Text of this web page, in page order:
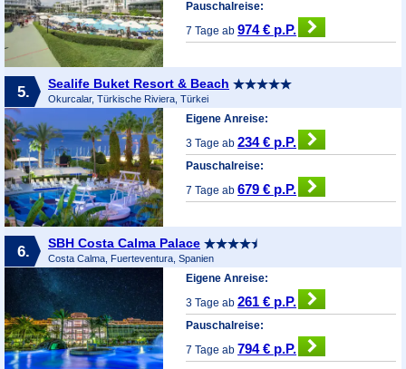
Pauschalreise:
7 Tage ab974 € p.P.
5. Sealife Buket Resort & Beach
Okurcalar, Türkische Riviera, Türkei
Eigene Anreise:
3 Tage ab234 € p.P.
Pauschalreise:
7 Tage ab679 € p.P.
6. SBH Costa Calma Palace
Costa Calma, Fuerteventura, Spanien
Eigene Anreise:
3 Tage ab261 € p.P.
Pauschalreise:
7 Tage ab 794 € p.P.